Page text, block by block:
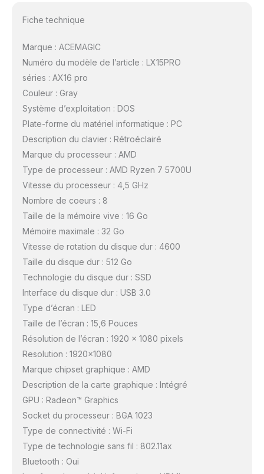
Fiche technique
Marque : ACEMAGIC
Numéro du modèle de l’article : LX15PRO
séries : AX16 pro
Couleur : Gray
Système d’exploitation : DOS
Plate-forme du matériel informatique : PC
Description du clavier : Rétroéclairé
Marque du processeur : AMD
Type de processeur : AMD Ryzen 7 5700U
Vitesse du processeur : 4,5 GHz
Nombre de coeurs : 8
Taille de la mémoire vive : 16 Go
Mémoire maximale : 32 Go
Vitesse de rotation du disque dur : 4600
Taille du disque dur : 512 Go
Technologie du disque dur : SSD
Interface du disque dur : USB 3.0
Type d’écran : LED
Taille de l’écran : 15,6 Pouces
Résolution de l’écran : 1920 x 1080 pixels
Resolution : 1920×1080
Marque chipset graphique : AMD
Description de la carte graphique : Intégré
GPU : Radeon™ Graphics
Socket du processeur : BGA 1023
Type de connectivité : Wi-Fi
Type de technologie sans fil : 802.11ax
Bluetooth : Oui